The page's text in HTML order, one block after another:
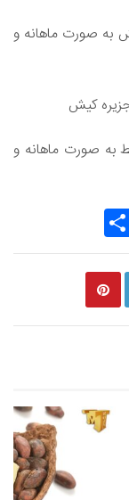
به صورت ماهانه و
کیش
به صورت ماهانه و